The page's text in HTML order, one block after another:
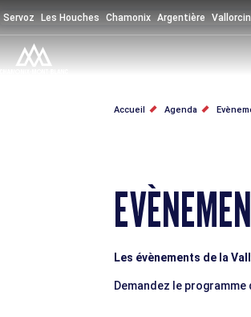
au
contenu
principal
Servoz Les Houches Chamonix Argentière
FILAccueil Agenda
Les évènements de la
Demandez le